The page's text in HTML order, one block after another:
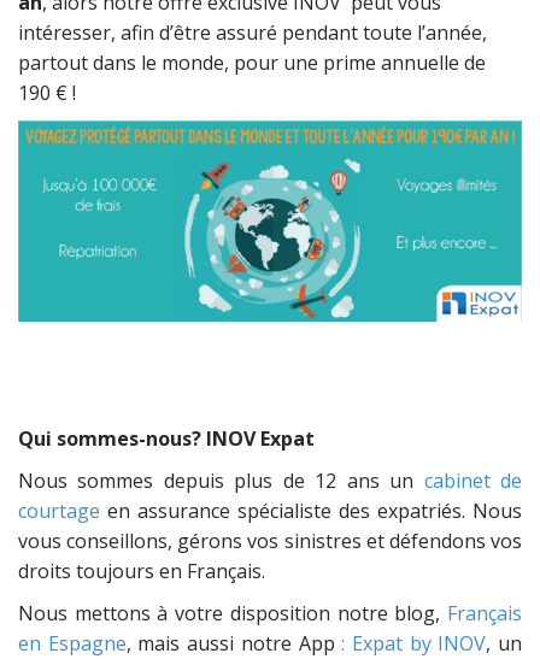
intéresser, afin d’être assuré pendant toute l’année,
partout dans le monde, pour une prime annuelle de
190 € !
Qui sommes-nous? INOV Expat
Nous sommes depuis plus de 12 ans un cabinet de
courtage en assurance spécialiste des expatriés. Nous
vous conseillons, gérons vos sinistres et défendons vos
droits toujours en Français.
Nous mettons à votre disposition notre blog, Français
en Espagne, mais aussi notre App: Expat by INOV, un